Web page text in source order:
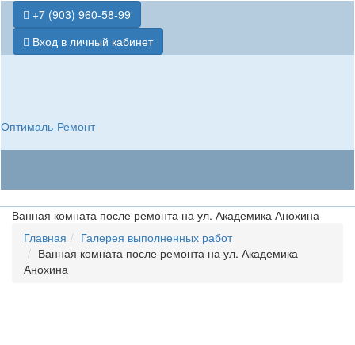
+7 (903) 960-58-99
Вход в личный кабинет
Оптималь-Ремонт
Ванная комната после ремонта на ул. Академика Анохина
Главная
Галерея выполненных работ
Ванная комната после ремонта на ул. Академика
Анохина